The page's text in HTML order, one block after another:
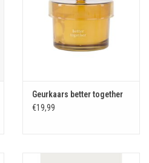
Geurkaars better together
€19,99